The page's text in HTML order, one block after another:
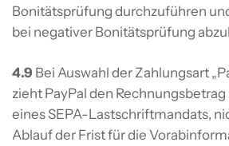
Bonitätsprüfung durchzuführen
bei negativer Bonitätsprüfung
4.9 Bei Auswahl der Zahlungsart
zieht PayPal den
eines SEPA-Lastschriftmandats,
Ablauf der Frist für die